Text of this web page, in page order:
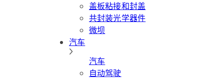
盖板粘接和封盖
共封装光学器件
微坝
汽车
汽车
自动驾驶